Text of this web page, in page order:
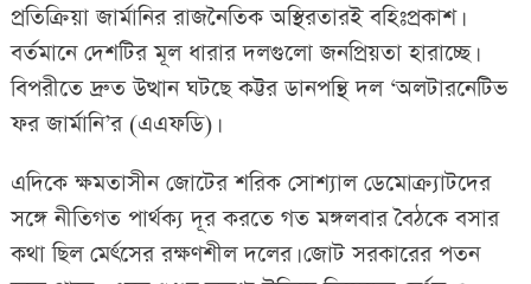
প্রতিক্রিয়া জার্মানির রাজনৈতিক অস্থিরতারই বহিঃপ্রকাশ।
বর্তমানে দেশটির মূল ধারার দলগুলো জনপ্রিয়তা হারাচ্ছে।
বিপরীতে দ্রুত উত্থান ঘটছে কট্টর ডানপন্থি দল ‘অলটারনেটিভ
ফর জার্মানি’র (এএফডি)।
এদিকে ক্ষমতাসীন জোটের শরিক সোশ্যাল ডেমোক্র্যাটদের
সঙ্গে নীতিগত পার্থক্য দূর করতে গত মঙ্গলবার বৈঠকে বসার
কথা ছিল মের্ৎসের রক্ষণশীল দলের। জোট সরকারের পতন